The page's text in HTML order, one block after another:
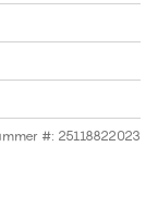
#: 25118822023